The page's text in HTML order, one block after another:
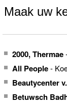
Maak uw
2000, Thermae
All People-
Beautycenter
Betuwsch